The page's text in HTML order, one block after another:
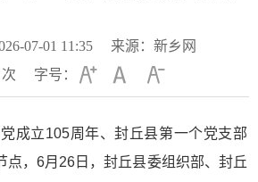
07-01 11:35
来源：新乡网
字号：
成立105周年、封丘县第一个党支部
点，6月26日，封丘县委组织部、封丘